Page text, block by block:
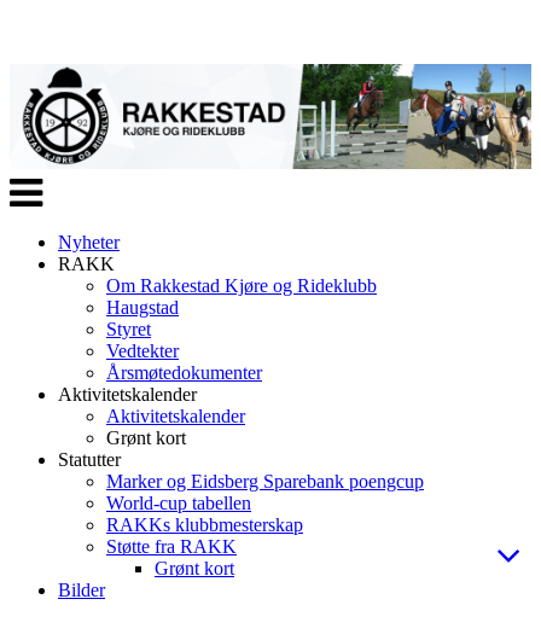
Veksle
navigasjon
Nyheter
RAKK
Om Rakkestad Kjøre og Rideklubb
Haugstad
Styret
Vedtekter
Årsmøtedokumenter
Aktivitetskalender
Aktivitetskalender
Grønt kort
Statutter
Marker og Eidsberg Sparebank poengcup
World-cup tabellen
RAKKs klubbmesterskap
Støtte fra RAKK
Grønt kort
Bilder